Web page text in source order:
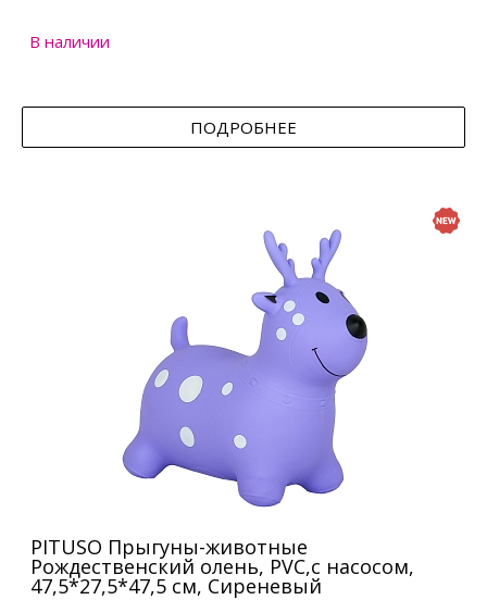
В наличии
ПОДРОБНЕЕ
PITUSO Прыгуны-животные
Рождественский олень, PVC,с насосом,
47,5*27,5*47,5 см, Сиреневый